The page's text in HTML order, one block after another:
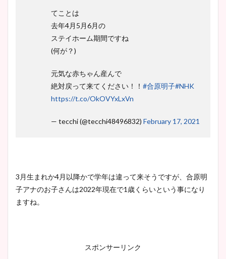
てことは
去年4月5月6月の
ステイホーム期間ですね
(何が？)
元気な赤ちゃん産んで
絶対戻って来てください！！ #合原明子#NHK
https://t.co/OkOVYxLxVn
— tecchi (@tecchi48496832) February 17, 2021
3月生まれか4月以降かで学年は違って来そうですが、合原明
子アナのお子さんは2022年現在で1歳くらいという事になり
ますね。
スポンサーリンク